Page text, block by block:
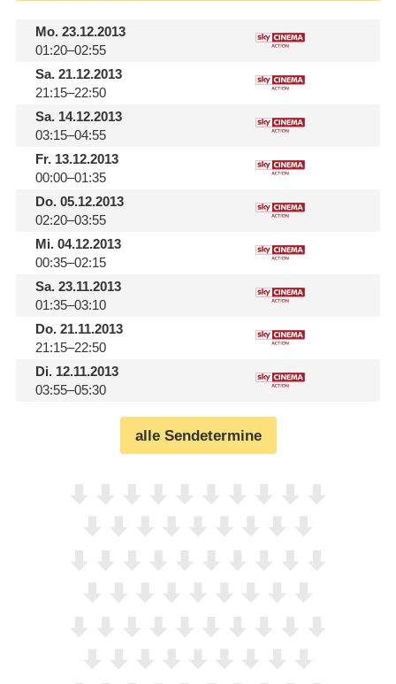
Mo.23.12.2013
01:20–02:55
Sa.21.12.2013
21:15–22:50
Sa.14.12.2013
03:15–04:55
Fr.13.12.2013
00:00–01:35
Do.05.12.2013
02:20–03:55
Mi.04.12.2013
00:35–02:15
Sa.23.11.2013
01:35–03:10
Do.21.11.2013
21:15–22:50
Di.12.11.2013
03:55–05:30
alle Sendetermine